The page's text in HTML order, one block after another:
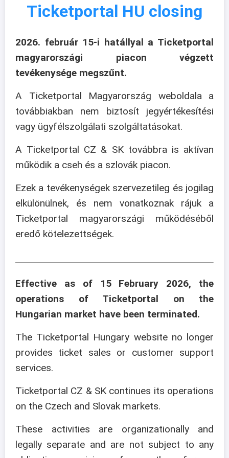
Ticketportal HU closing
2026. február 15-i hatállyal a Ticketportal
magyarországi piacon végzett
tevékenysége megszűnt.
A Ticketportal Magyarország weboldala a
továbbiakban nem biztosít jegyértékesítési
vagy ügyfélszolgálati szolgáltatásokat.
A Ticketportal CZ & SK továbbra is aktívan
működik a cseh és a szlovák piacon.
Ezek a tevékenységek szervezetileg és jogilag
elkülönülnek, és nem vonatkoznak rájuk a
Ticketportal magyarországi működéséből
eredő kötelezettségek.
Effective as of 15 February 2026, the
operations of Ticketportal on the
Hungarian market have been terminated.
The Ticketportal Hungary website no longer
provides ticket sales or customer support
services.
Ticketportal CZ & SK continues its operations
on the Czech and Slovak markets.
These activities are organizationally and
legally separate and are not subject to any